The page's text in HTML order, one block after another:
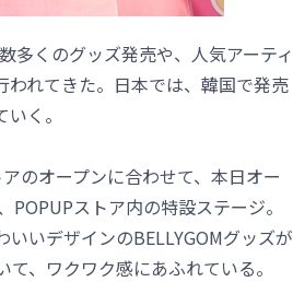
多くのグッズ発売や、人気アーティ
れてきた。日本では、韓国で発売
く。
のオープンに合わせて、本日オー
ストア内の特設ステージ。
いデザインのBELLYGOMグッズが
、ワクワク感にあふれている。